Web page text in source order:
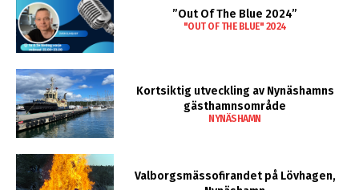
”Out Of The Blue 2024”
"OUT OF THE BLUE" 2024
Kortsiktig utveckling av Nynäshamns
gästhamnsområde
NYNÄSHAMN
Valborgsmässofirandet på Lövhagen,